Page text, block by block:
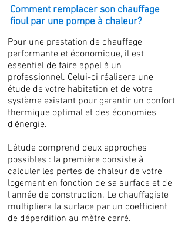
Comment remplacer son chauffage
fioul par une pompe à chaleur?
Pour une prestation de chauffage
performante et économique, il est
essentiel de faire appel à un
professionnel. Celui-ci réalisera une
étude de votre habitation et de votre
système existant pour garantir un confort
thermique optimal et des économies
d'énergie.
L'étude comprend deux approches
possibles : la première consiste à
calculer les pertes de chaleur de votre
logement en fonction de sa surface et de
l'année de construction. Le chauffagiste
multipliera la surface par un coefficient
de déperdition au mètre carré.